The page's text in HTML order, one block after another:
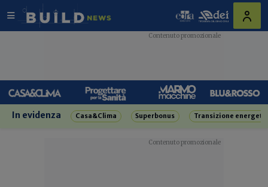
In evidenza Casa&Clima Superbonus Transizione